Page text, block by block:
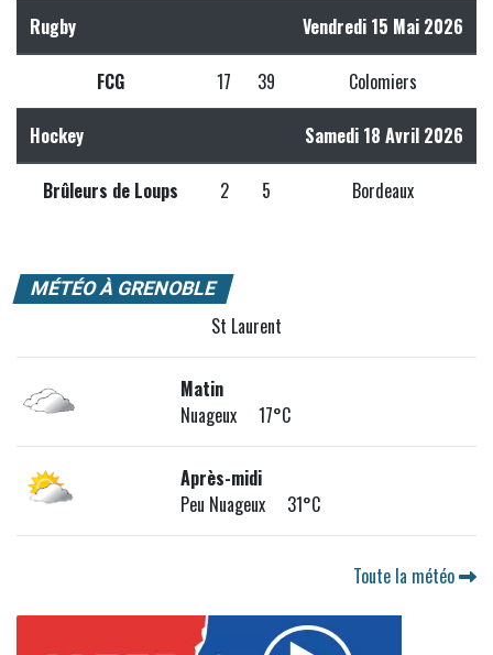
Rugby Vendredi 15 Mai 2026
FCG 17 39 Colomiers
Hockey Samedi 18 Avril 2026
Brûleurs de Loups 2 5 Bordeaux
MÉTÉO À GRENOBLE
St Laurent
Matin
Nuageux 17°C
Après-midi
Peu Nuageux 31°C
Toute la météo